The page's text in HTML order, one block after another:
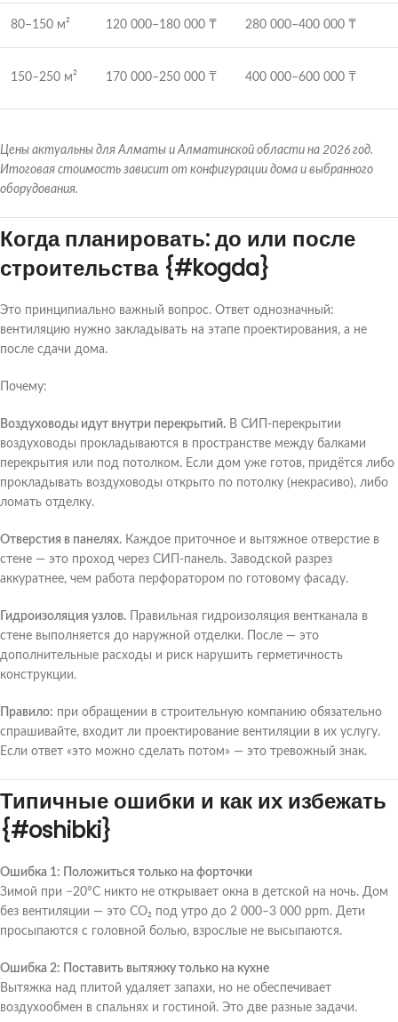
80–150 м² 120 000–180 000 ₸ 280 000–400 000 ₸
150–250 м² 170 000–250 000 ₸ 400 000–600 000 ₸
Цены актуальны для Алматы и Алматинской области на 2026 год.
Итоговая стоимость зависит от конфигурации дома и выбранного
оборудования.
Когда планировать: до или после
строительства {#kogda}
Это принципиально важный вопрос. Ответ однозначный:
вентиляцию нужно закладывать на этапе проектирования, а не
после сдачи дома.
Почему:
Воздуховоды идут внутри перекрытий. В СИП-перекрытии
воздуховоды прокладываются в пространстве между балками
перекрытия или под потолком. Если дом уже готов, придётся либо
прокладывать воздуховоды открыто по потолку (некрасиво), либо
ломать отделку.
Отверстия в панелях. Каждое приточное и вытяжное отверстие в
стене — это проход через СИП-панель. Заводской разрез
аккуратнее, чем работа перфоратором по готовому фасаду.
Гидроизоляция узлов. Правильная гидроизоляция вентканала в
стене выполняется до наружной отделки. После — это
дополнительные расходы и риск нарушить герметичность
конструкции.
Правило: при обращении в строительную компанию обязательно
спрашивайте, входит ли проектирование вентиляции в их услугу.
Если ответ «это можно сделать потом» — это тревожный знак.
Типичные ошибки и как их избежать
{#oshibki}
Ошибка 1: Положиться только на форточки
Зимой при −20°C никто не открывает окна в детской на ночь. Дом
без вентиляции — это CO₂ под утро до 2 000–3 000 ppm. Дети
просыпаются с головной болью, взрослые не высыпаются.
Ошибка 2: Поставить вытяжку только на кухне
Вытяжка над плитой удаляет запахи, но не обеспечивает
воздухообмен в спальнях и гостиной. Это две разные задачи.